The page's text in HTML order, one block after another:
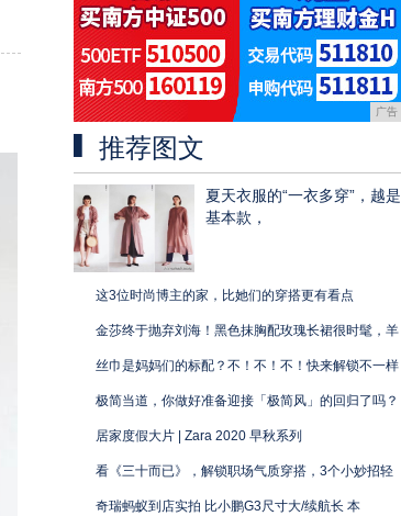
广告
推荐图文
夏天衣服的“一衣多穿”，越是
基本款，
这3位时尚博主的家，比她们的穿搭更有看点
金莎终于抛弃刘海！黑色抹胸配玫瑰长裙很时髦，羊
丝巾是妈妈们的标配？不！不！不！快来解锁不一样
极简当道，你做好准备迎接「极简风」的回归了吗？
居家度假大片 | Zara 2020 早秋系列
看《三十而已》，解锁职场气质穿搭，3个小妙招轻
奇瑞蚂蚁到店实拍 比小鹏G3尺寸大/续航长 本